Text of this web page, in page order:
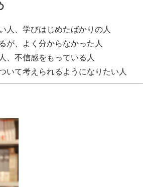
人、学びはじめたばかりの人
が、よく分からなかった人
、不信感をもっている人
いて考えられるようになりたい人